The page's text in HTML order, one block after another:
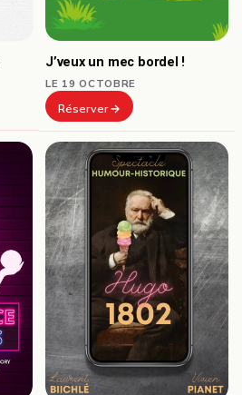
J’veux un mec bordel !
LE 19 OCTOBRE
Réserver